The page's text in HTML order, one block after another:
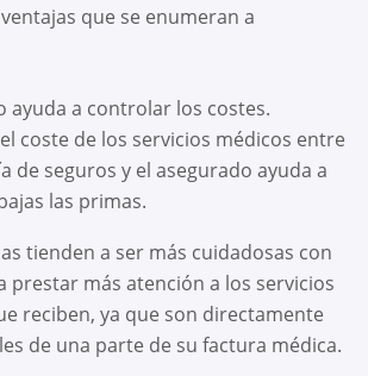
que se enumeran a
ayuda a controlar los costes.
coste de los servicios médicos entre
de seguros y el asegurado ayuda a
las primas.
tienden a ser más cuidadosas con
prestar más atención a los servicios
reciben, ya que son directamente
de una parte de su factura médica.